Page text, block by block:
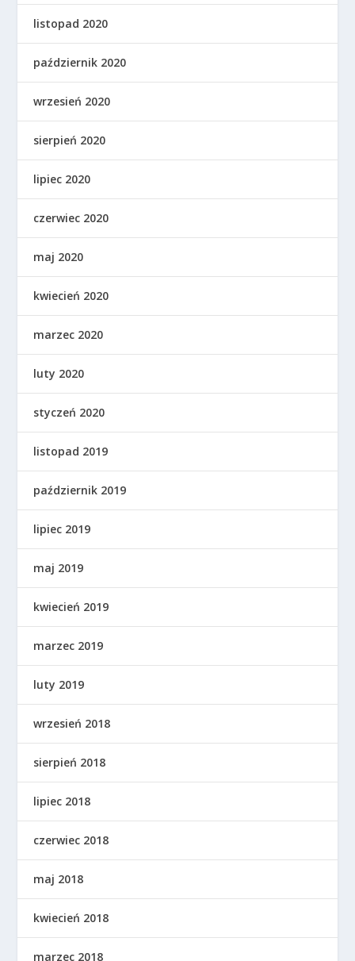
listopad 2020
październik 2020
wrzesień 2020
sierpień 2020
lipiec 2020
czerwiec 2020
maj 2020
kwiecień 2020
marzec 2020
luty 2020
styczeń 2020
listopad 2019
październik 2019
lipiec 2019
maj 2019
kwiecień 2019
marzec 2019
luty 2019
wrzesień 2018
sierpień 2018
lipiec 2018
czerwiec 2018
maj 2018
kwiecień 2018
marzec 2018